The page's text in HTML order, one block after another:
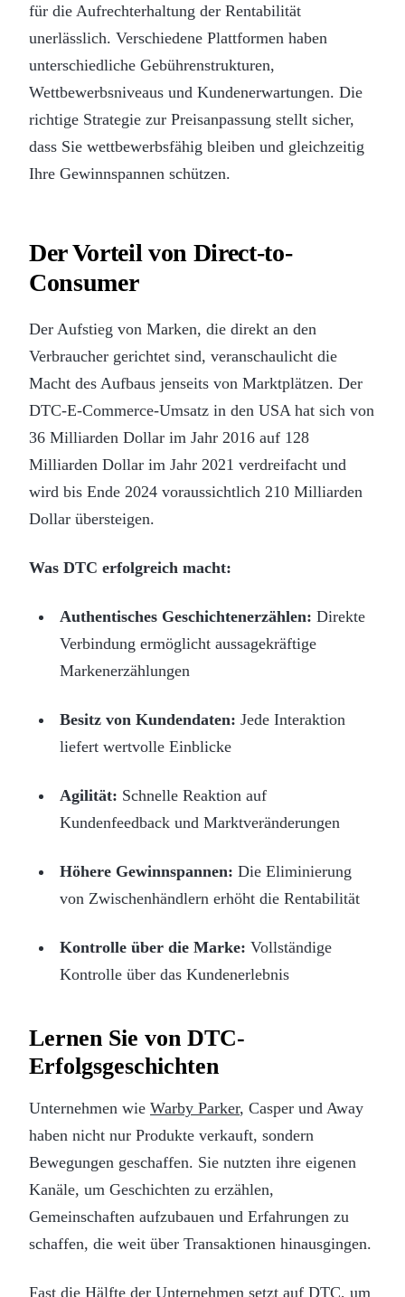
für die Aufrechterhaltung der Rentabilität
unerlässlich. Verschiedene Plattformen haben
unterschiedliche Gebührenstrukturen,
Wettbewerbsniveaus und Kundenerwartungen. Die
richtige Strategie zur Preisanpassung stellt sicher,
dass Sie wettbewerbsfähig bleiben und gleichzeitig
Ihre Gewinnspannen schützen.
Der Vorteil von Direct-to-
Consumer
Der Aufstieg von Marken, die direkt an den
Verbraucher gerichtet sind, veranschaulicht die
Macht des Aufbaus jenseits von Marktplätzen. Der
DTC-E-Commerce-Umsatz in den USA hat sich von
36 Milliarden Dollar im Jahr 2016 auf 128
Milliarden Dollar im Jahr 2021 verdreifacht und
wird bis Ende 2024 voraussichtlich 210 Milliarden
Dollar übersteigen.
Was DTC erfolgreich macht:
Authentisches Geschichtenerzählen: Direkte
Verbindung ermöglicht aussagekräftige
Markenerzählungen
Besitz von Kundendaten: Jede Interaktion
liefert wertvolle Einblicke
Agilität: Schnelle Reaktion auf
Kundenfeedback und Marktveränderungen
Höhere Gewinnspannen: Die Eliminierung
von Zwischenhändlern erhöht die Rentabilität
Kontrolle über die Marke: Vollständige
Kontrolle über das Kundenerlebnis
Lernen Sie von DTC-
Erfolgsgeschichten
Unternehmen wie Warby Parker, Casper und Away
haben nicht nur Produkte verkauft, sondern
Bewegungen geschaffen. Sie nutzten ihre eigenen
Kanäle, um Geschichten zu erzählen,
Gemeinschaften aufzubauen und Erfahrungen zu
schaffen, die weit über Transaktionen hinausgingen.
Fast die Hälfte der Unternehmen setzt auf DTC, um